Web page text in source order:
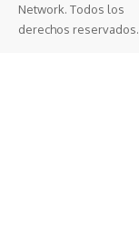
Network. Todos los
derechos reservados.